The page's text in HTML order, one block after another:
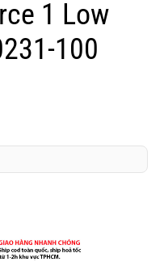
1 Low
100